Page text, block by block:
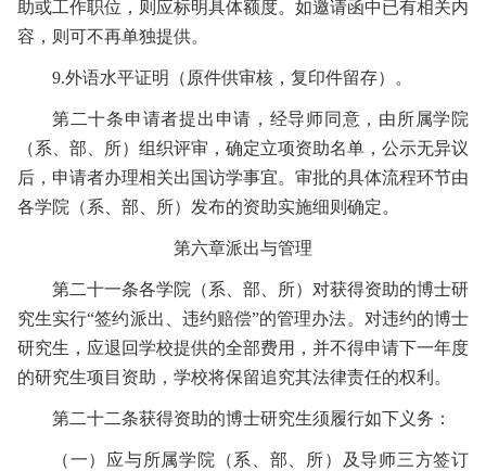
助或工作职位，则应标明具体额度。如邀请函中已有相关内
容，则可不再单独提供。
9.外语水平证明（原件供审核，复印件留存）。
第二十条申请者提出申请，经导师同意，由所属学院
（系、部、所）组织评审，确定立项资助名单，公示无异议
后，申请者办理相关出国访学事宜。 审批的具体流程环节由
各学院（系、部、所）发布的资助实施细则确定。
第六章派出与管理
第二十一条各学院（系、部、所）对获得资助的博士研
究生实行“签约派出、违约赔偿”的管理办法。对违约的博士
研究生，应退回学校提供的全部费用，并不得申请下一年度
的研究生项目资助，学校将保留追究其法律责任的权利。
第二十二条获得资助的博士研究生须履行如下义务：
（一） 应与所属学院（系、部、所）及导师三方签订